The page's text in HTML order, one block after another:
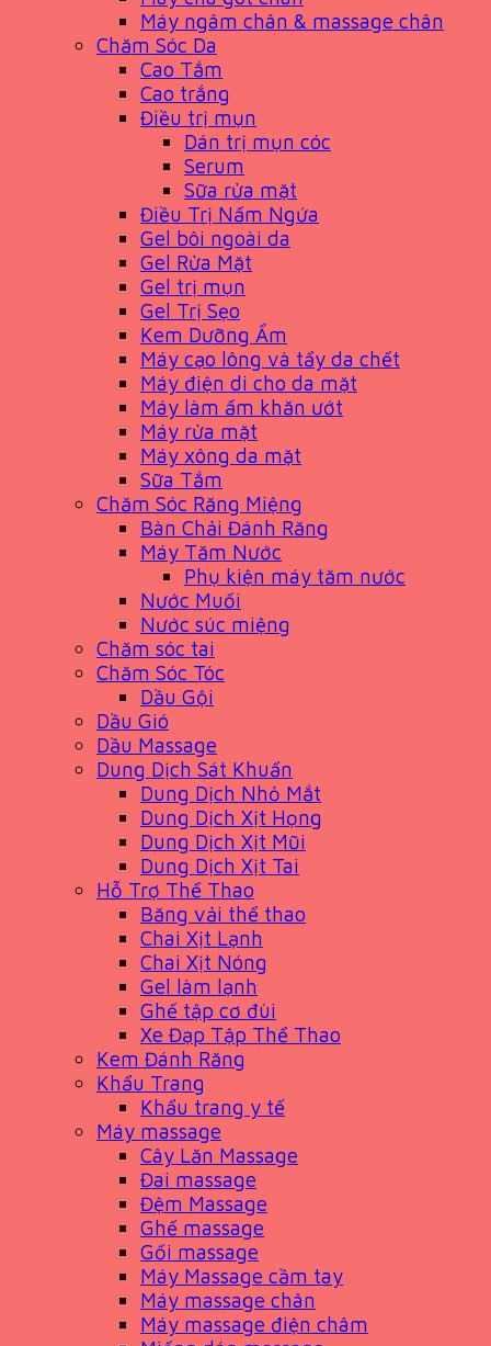
Máy ngâm chân & massage chân
Chăm Sóc Da
Cao Tắm
Cao trắng
Điều trị mụn
Dán trị mụn cóc
Serum
Sữa rửa mặt
Điều Trị Nấm Ngứa
Gel bôi ngoài da
Gel Rửa Mặt
Gel trị mụn
Gel Trị Sẹo
Kem Dưỡng Ẩm
Máy cạo lông và tẩy da chết
Máy điện di cho da mặt
Máy làm ấm khăn ướt
Máy rửa mặt
Máy xông da mặt
Sữa Tắm
Chăm Sóc Răng Miệng
Bàn Chải Đánh Răng
Máy Tăm Nước
Phụ kiện máy tăm nước
Nước Muối
Nước súc miệng
Chăm sóc tai
Chăm Sóc Tóc
Dầu Gội
Dầu Gió
Dầu Massage
Dung Dịch Sát Khuẩn
Dung Dịch Nhỏ Mắt
Dung Dịch Xịt Họng
Dung Dịch Xịt Mũi
Dung Dịch Xịt Tai
Hỗ Trợ Thể Thao
Băng vải thể thao
Chai Xịt Lạnh
Chai Xịt Nóng
Gel làm lạnh
Ghế tập cơ đùi
Xe Đạp Tập Thể Thao
Kem Đánh Răng
Khẩu Trang
Khẩu trang y tế
Máy massage
Cây Lăn Massage
Đai massage
Đệm Massage
Ghế massage
Gối massage
Máy Massage cầm tay
Máy massage chân
Máy massage điện châm